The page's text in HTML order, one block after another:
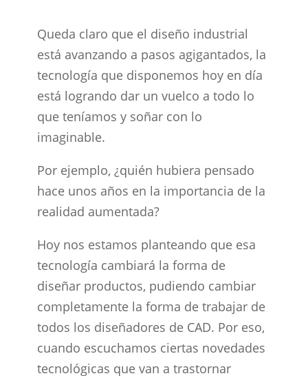
Queda claro que el diseño industrial
está avanzando a pasos agigantados, la
tecnología que disponemos hoy en día
está logrando dar un vuelco a todo lo
que teníamos y soñar con lo
imaginable.
Por ejemplo, ¿quién hubiera pensado
hace unos años en la importancia de la
realidad aumentada?
Hoy nos estamos planteando que esa
tecnología cambiará la forma de
diseñar productos, pudiendo cambiar
completamente la forma de trabajar de
todos los diseñadores de CAD. Por eso,
cuando escuchamos ciertas novedades
tecnológicas que van a trastornar